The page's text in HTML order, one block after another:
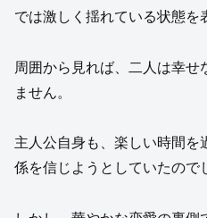
では激しく揺れている状態を
周囲から見れば、二人は幸
ません。
主人公自身も、楽しい時間を
係を信じようとしていたので